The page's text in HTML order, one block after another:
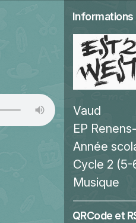
Informations
Vaud
EP
Année
Cycle 2 (5-
Musique
QRCode et